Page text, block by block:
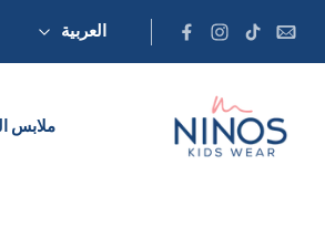
العربية
ملابس